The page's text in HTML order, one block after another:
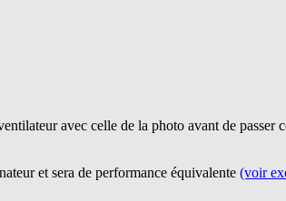
avec celle de la photo avant de passer
et sera de performance équivalente (voir